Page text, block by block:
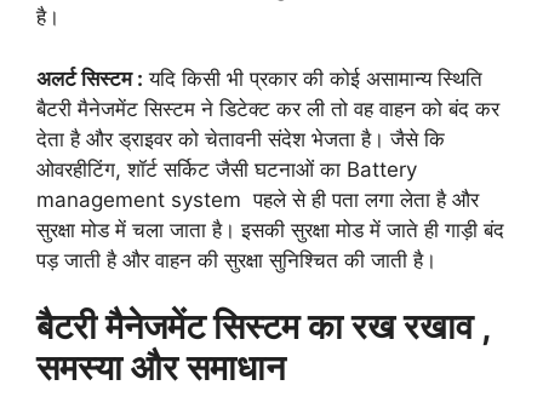
है।
अलर्ट सिस्टम : यदि किसी भी प्रकार की कोई असामान्य स्थिति
बैटरी मैनेजमेंट सिस्टम ने डिटेक्ट कर ली तो वह वाहन को बंद कर
देता है और ड्राइवर को चेतावनी संदेश भेजता है। जैसे कि
ओवरहीटिंग, शॉर्ट सर्किट जैसी घटनाओं का Battery
management system पहले से ही पता लगा लेता है और
सुरक्षा मोड में चला जाता है। इसकी सुरक्षा मोड में जाते ही गाड़ी बंद
पड़ जाती है और वाहन की सुरक्षा सुनिश्चित की जाती है।
बैटरी मैनेजमेंट सिस्टम का रख रखाव ,
समस्या और समाधान